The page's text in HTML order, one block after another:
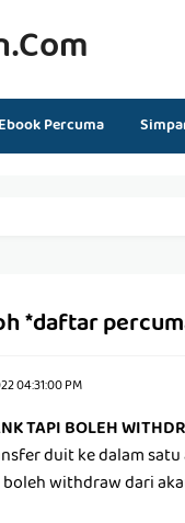
Ebook Percuma
*daftar
04:31:00 PM
TAPI BOLEH
duit ke dalam
boleh withdraw dari